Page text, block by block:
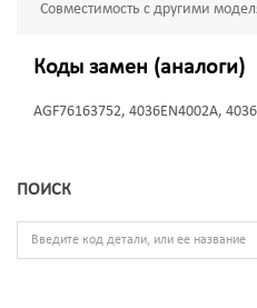
Совместимость с другими
Коды замен (аналоги)
AGF76163752, 4036EN4002A,
ПОИСК